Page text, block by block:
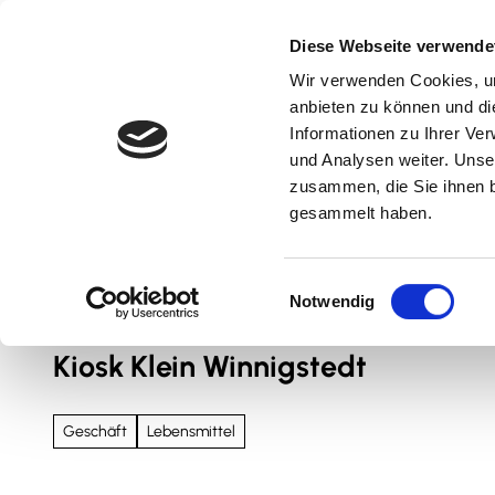
Diese Webseite
Wir verwenden Cookies,
anbieten zu können und
Informationen zu Ihrer
und Analysen weiter.
zusammen, die Sie ihnen
gesammelt haben.
i
w
Notwendig
Kultur & Erlebnis Kulinarik
Kiosk Klein Winnigstedt
Geschäft Lebensmittel